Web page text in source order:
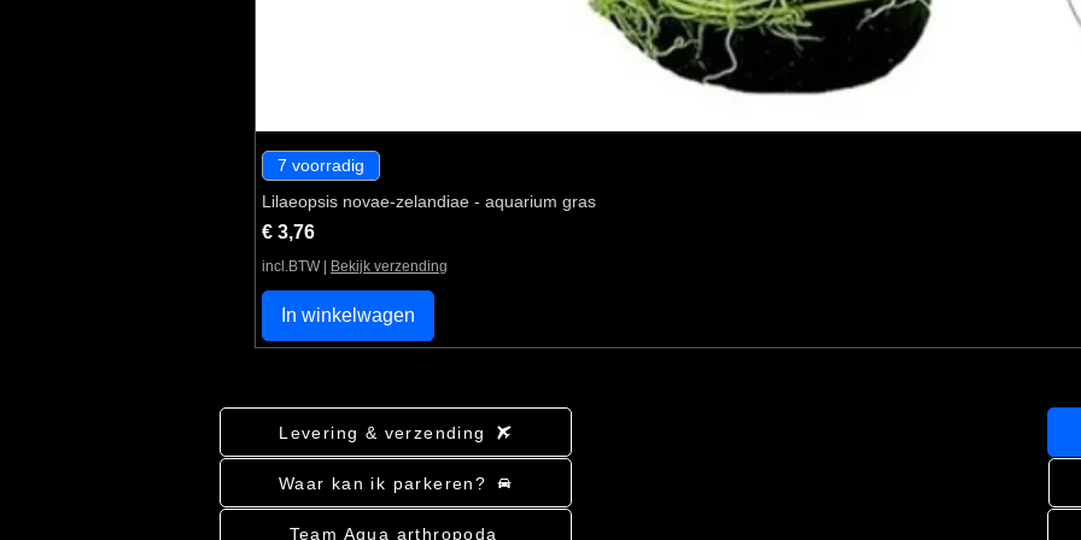
7 voorradig
Lilaeopsis novae-zelandiae - aquarium gras
Prijs
€ 3,76
incl.BTW Bekijk verzending
In winkelwagen
Levering & verzending
Waar kan ik parkeren?
Team Aqua arthropoda